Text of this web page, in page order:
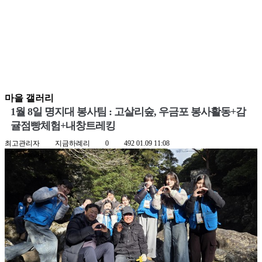
마을 갤러리
1월 8일 명지대 봉사팀 : 고살리숲, 우금포 봉사활동+감
귤점빵체험+내창트레킹
최고관리자 지금하례리 0 492 01.09 11:08